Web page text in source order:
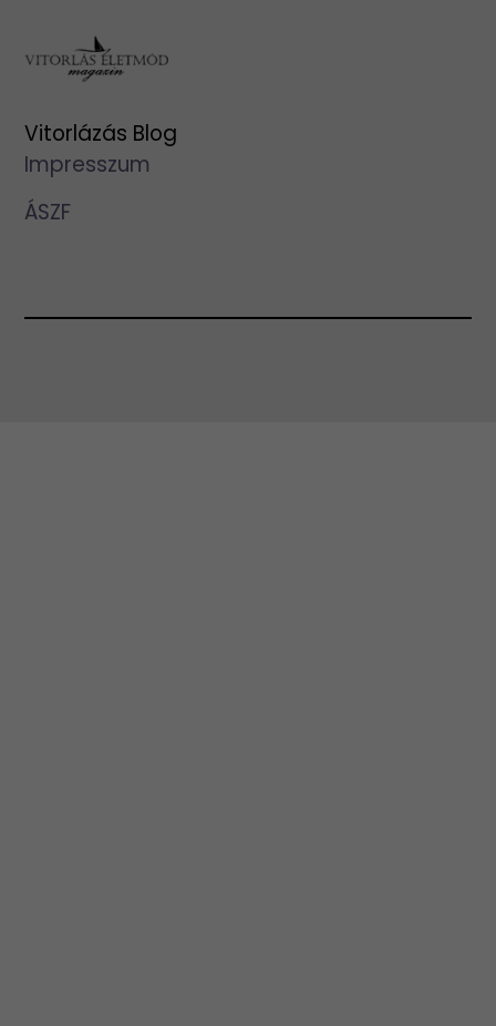
Vitorlázás Blog
Impresszum
ÁSZF